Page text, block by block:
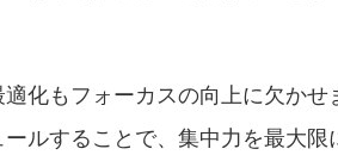
化もフォーカスの向上に欠か
ルすることで、集中力を最大限